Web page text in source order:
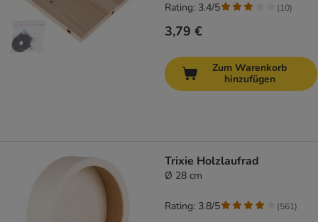
3,79 €
Rating: 3.4/5 (10)
Zum Warenkorb
hinzufügen
Trixie Holzlaufrad
Ø 28 cm
Rating: 3.8/5 (561)